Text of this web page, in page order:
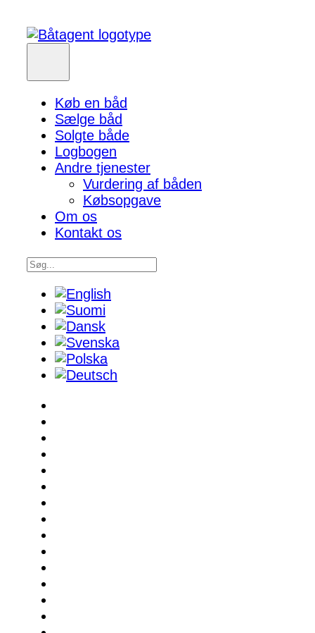
Køb en båd
Sælge båd
Solgte både
Logbogen
Andre tjenester
Vurdering af båden
Købsopgave
Om os
Kontakt os